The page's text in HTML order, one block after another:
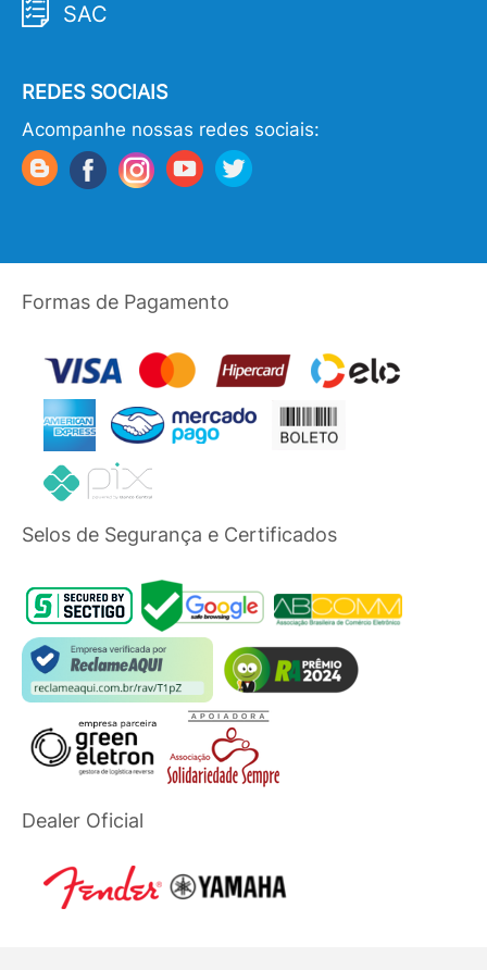
SAC
REDES SOCIAIS
Acompanhe nossas redes sociais:
Formas de Pagamento
Selos de Segurança e Certificados
Dealer Oficial